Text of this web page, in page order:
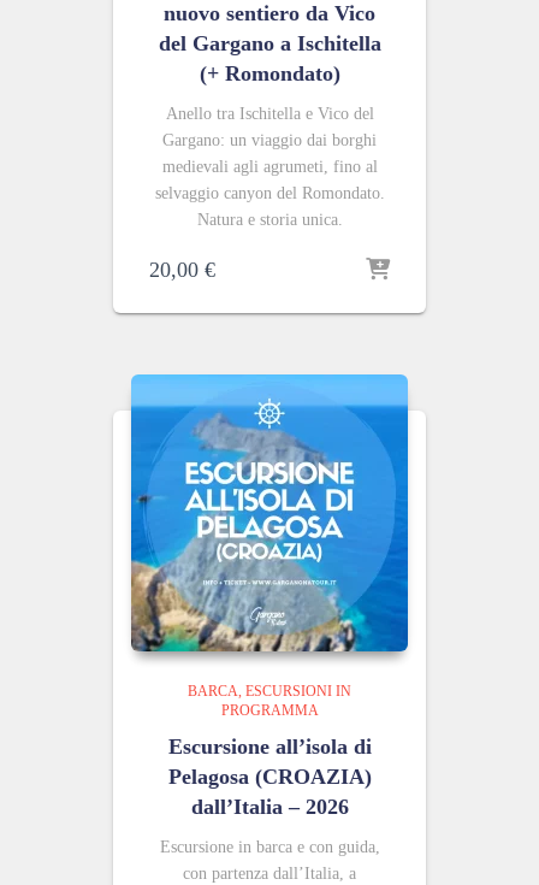
nuovo sentiero da Vico
del Gargano a Ischitella
(+ Romondato)
Anello tra Ischitella e Vico del
Gargano: un viaggio dai borghi
medievali agli agrumeti, fino al
selvaggio canyon del Romondato.
Natura e storia unica.
20,00 €
BARCA ESCURSIONI IN
PROGRAMMA
Escursione all’isola di
Pelagosa (CROAZIA)
dall’Italia – 2026
Escursione in barca e con guida,
con partenza dall’Italia, a